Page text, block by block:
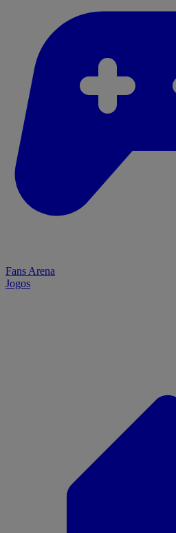
Fans Arena
Jogos